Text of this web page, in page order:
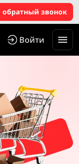
обратный звонок
Войти